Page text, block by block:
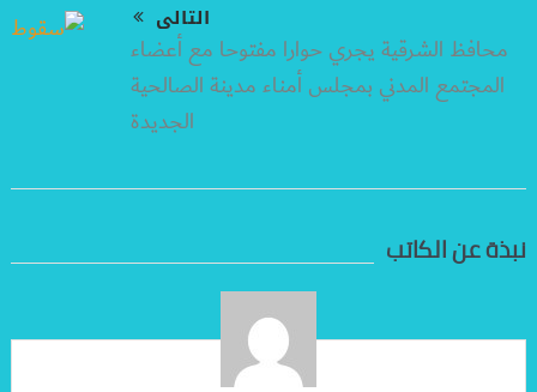
التالى
محافظ الشرقية يجري حوارا مفتوحا مع أعضاء
المجتمع المدني بمجلس أمناء مدينة الصالحية
الجديدة
نبذة عن الكاتب